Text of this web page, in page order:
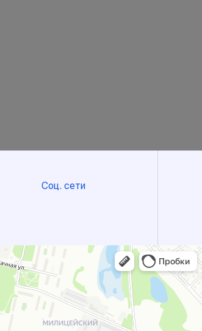
Соц. сети